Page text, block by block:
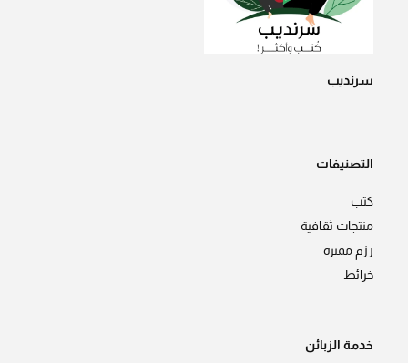
سرنديب
التصنيفات
كتب
منتجات ثقافية
رزم مميزة
خرائط
خدمة الزبائن